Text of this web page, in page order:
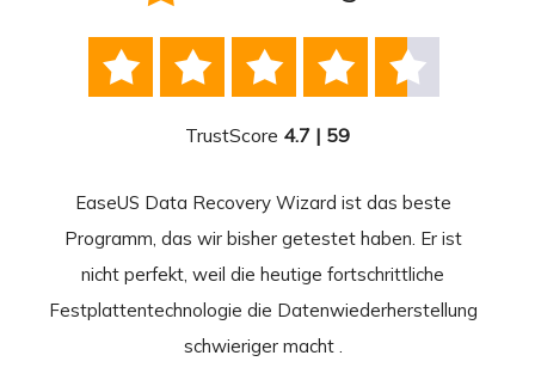
    
TrustScore 4.7 | 59
EaseUS Data Recovery Wizard ist das beste
Programm, das wir bisher getestet haben. Er ist
nicht perfekt, weil die heutige fortschrittliche
Festplattentechnologie die Datenwiederherstellung
schwieriger macht .